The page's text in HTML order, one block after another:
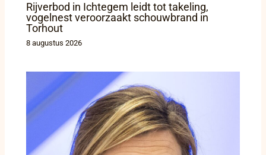
Rijverbod in Ichtegem leidt tot takeling,
vogelnest veroorzaakt schouwbrand in
Torhout
8 augustus 2026